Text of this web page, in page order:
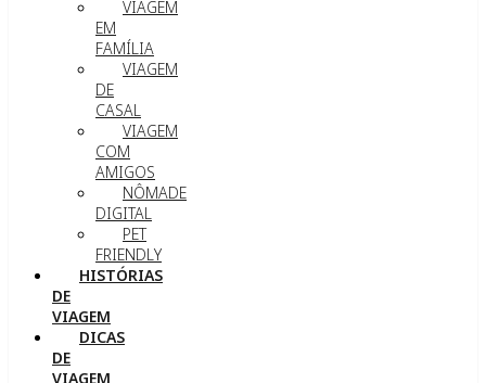
VIAGEM
EM
FAMÍLIA
VIAGEM
DE
CASAL
VIAGEM
COM
AMIGOS
NÔMADE
DIGITAL
PET
FRIENDLY
HISTÓRIAS
DE
VIAGEM
DICAS
DE
VIAGEM